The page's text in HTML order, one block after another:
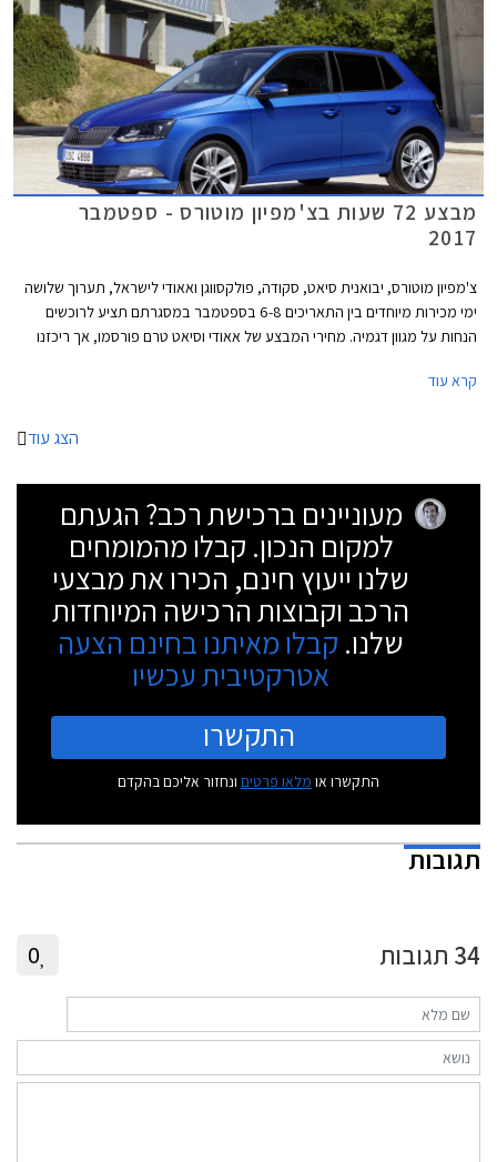
מבצע 72 שעות בצ'מפיון מוטורס - ספטמבר
2017
צ'מפיון מוטורס, יבואנית סיאט, סקודה, פולקסווגן ואאודי לישראל, תערוך שלושה
ימי מכירות מיוחדים בין התאריכים 6-8 בספטמבר במסגרתם תציע לרוכשים
הנחות על מגוון דגמיה. מחירי המבצע של אאודי וסיאט טרם פורסמו, אך ריכזנו
ופולקסווגן.
קרא עוד
הצג עוד
מעוניינים ברכישת רכב? הגעתם
למקום הנכון. קבלו מהמומחים
שלנו ייעוץ חינם, הכירו את מבצעי
הרכב וקבוצות הרכישה המיוחדות
שלנו. קבלו מאיתנו בחינם הצעה
אטרקטיבית עכשיו
התקשרו
התקשרו או מלאו פרטים ונחזור אליכם בהקדם
תגובות
34 תגובות 0